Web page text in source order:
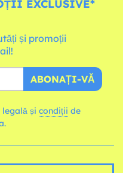
EXCLUSIVE*
și promoții
ABONAȚI-VĂ
și condiții